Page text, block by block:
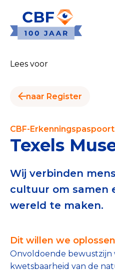
Goede Doelen
CBF-Erkenning
Publiek
Veilig geven met het
Check het CBF-
Download de Geef
Data &
Lees voor
naar Register
CBF-Erkenningspaspoort
Texels
Wij verbinden
cultuur om samen
wereld te maken.
Dit willen we oplossen
Onvoldoende bewustzijn
kwetsbaarheid van de